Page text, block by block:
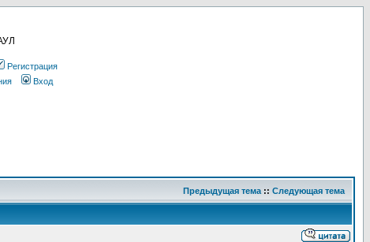
Регистрация
Вход
Предыдущая тема :: Следующая тема